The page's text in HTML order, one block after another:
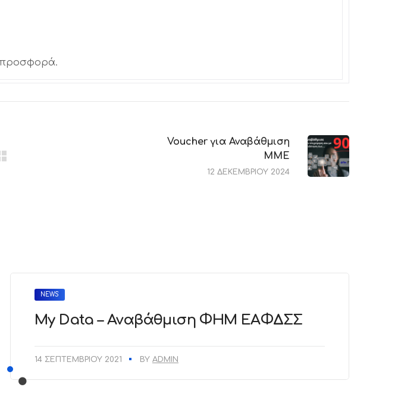
προσφορά.
Voucher για Αναβάθμιση
ΜΜΕ
12 ΔΕΚΕΜΒΡΊΟΥ 2024
NEWS
My Data – Αναβάθμιση ΦΗΜ ΕΑΦΔΣΣ
14 ΣΕΠΤΕΜΒΡΊΟΥ 2021 BY ADMIN